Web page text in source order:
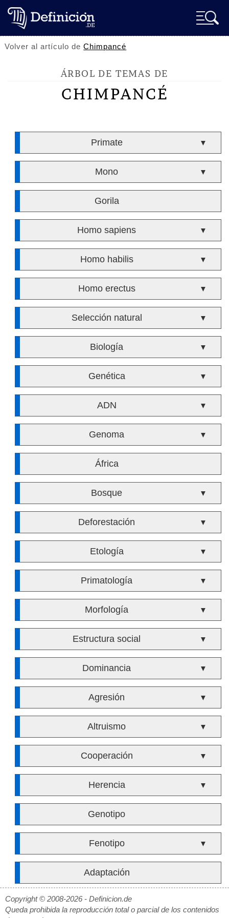
Volver al artículo deChimpancé
ÁRBOL DE TEMAS DE
CHIMPANCÉ
Primate ▼
Mono ▼
Gorila
Homo sapiens ▼
Homo habilis ▼
Homo erectus ▼
Selección natural ▼
Biología ▼
Genética ▼
ADN ▼
Genoma ▼
África
Bosque ▼
Deforestación ▼
Etología ▼
Primatología ▼
Morfología ▼
Estructura social ▼
Dominancia ▼
Agresión ▼
Altruismo ▼
Cooperación ▼
Herencia ▼
Genotipo
Fenotipo ▼
Adaptación
Copyright © 2008-2026 - Definicion.de
Queda prohibida la reproducción total o parcial de los contenidos